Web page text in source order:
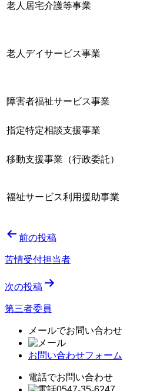
老人居宅介護等事業
老人デイサービス事業
障害者福祉サービス事業
指定特定相談支援事業
移動支援事業（行政委託）
福祉サービス利用援助事業
投
稿
ビ
ゲ
前の投稿
苦情受付担当者
次の投稿
第三者委員
メールでお問い合わせ
お問い合わせフォーム
電話でお問い合わせ